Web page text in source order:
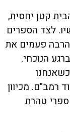
קטן יחסית,
לצד הספרים
פעמים את
הנוכחי.
רמב"ם. מכיוון
טהרת